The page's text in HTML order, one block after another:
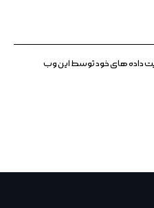
داده های خود توسط این وب